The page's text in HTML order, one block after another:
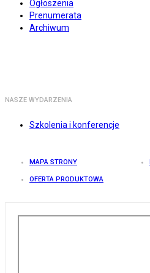
Ogłoszenia
Prenumerata
Archiwum
NASZE WYDARZENIA
Szkolenia i konferencje
MAPA STRONY
OFERTA PRODUKTOWA